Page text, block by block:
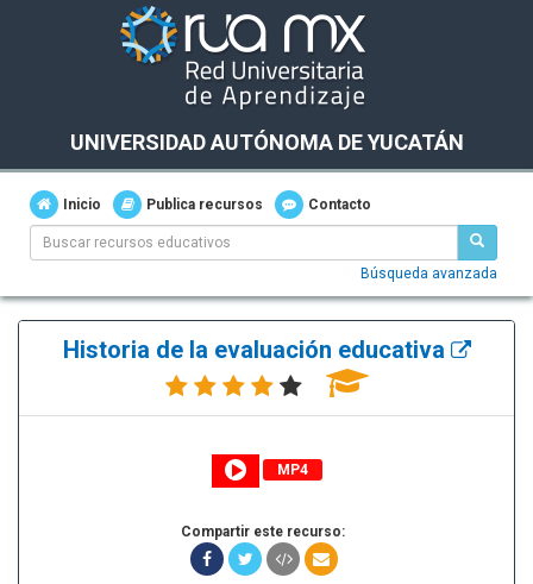
UNIVERSIDAD AUTÓNOMA DE YUCATÁN
Inicio Publica recursos Contacto
Búsqueda avanzada
Historia de la evaluación educativa
MP4
Compartir este recurso: